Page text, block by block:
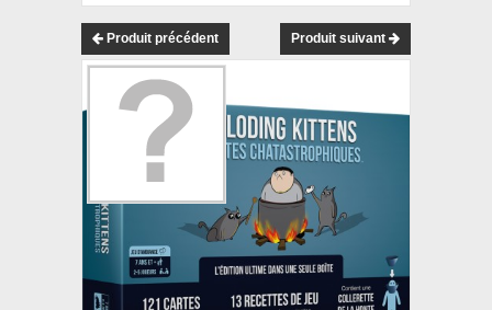
Produit précédent Produit suivant